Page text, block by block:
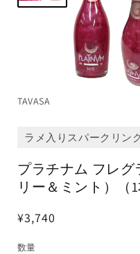
TAVASA
ラメ入りスパークリン
プラチナム フレ
リー＆ミント）（1
¥3,740
数量